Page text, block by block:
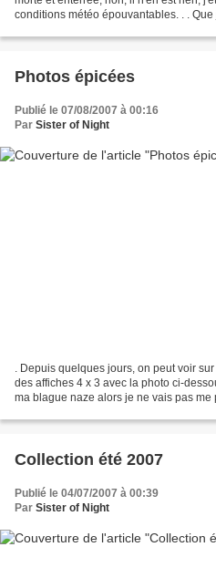
conditions météo épouvantables. . .
Photos épicées
Publié le 07/08/2007 à 00:16
Par Sister of Night
. Depuis quelques jours, on peut voir
des affiches 4 x 3 avec la photo ci-
ma blague naze alors je ne vais pas me
Collection été 2007
Publié le 04/07/2007 à 00:39
Par Sister of Night